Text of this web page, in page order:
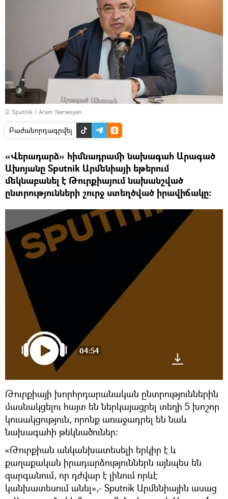
© Sputnik / Aram Nersesyan
Բաժանորդագրվել
«Վերադարձ» հիմնադրամի նախագահ Արագած
Ախոյանը Sputnik Արմենիայի եթերում
մեկնաբանել է Թուրքիայում նախանշված
ընտրությունների շուրջ ստեղծված իրավիճակը։
04:54
Թուրքիայի խորհրդարանական ընտրություններին
մասնակցելու հայտ են ներկայացրել տեղի 5 խոշոր
կուսակցություն, որոնք առաջադրել են նաև
նախագահի թեկնածուներ։
«Թուրքիան անկանխատեսելի երկիր է և
քաղաքական իրադարձություններն այնպես են
զարգանում, որ դժվար է լինում որևէ
կանխատեսում անել»,- Sputnik Արմենիային ասաց